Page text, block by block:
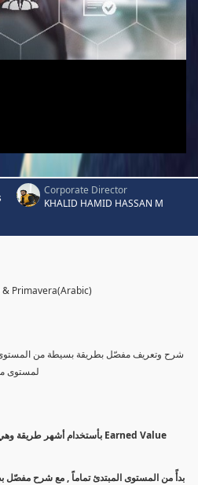
Corporate Director
KHALID HAMID HASSAN M
Primavera(Arabic)
شرح وتعريف مفصّل بطريقة بسيطة من المستوى
لمستوى
بدأً من المستوى المبتدئ تماماً , مع شرح